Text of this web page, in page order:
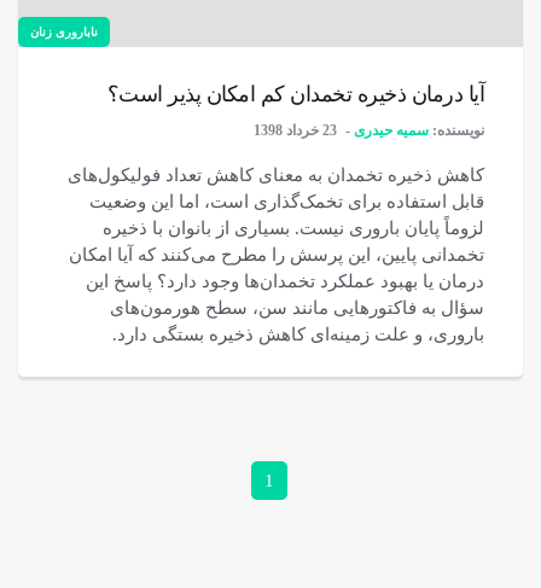
ناباروری زنان
آیا درمان ذخیره تخمدان کم امکان پذیر است؟
نویسنده: سمیه حیدری 23 خرداد 1398
کاهش ذخیره تخمدان به معنای کاهش تعداد فولیکول‌های
قابل استفاده برای تخمک‌گذاری است، اما این وضعیت
لزوماً پایان باروری نیست. بسیاری از بانوان با ذخیره
تخمدانی پایین، این پرسش را مطرح می‌کنند که آیا امکان
درمان یا بهبود عملکرد تخمدان‌ها وجود دارد؟ پاسخ این
سؤال به فاکتورهایی مانند سن، سطح هورمون‌های
باروری، و علت زمینه‌ای کاهش ذخیره بستگی دارد.
1